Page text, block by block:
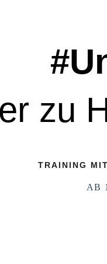
zu
TRAINING
AB